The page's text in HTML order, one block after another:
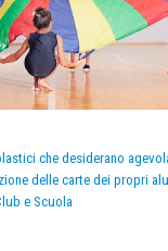
che desiderano
delle carte dei propri
e Scuola